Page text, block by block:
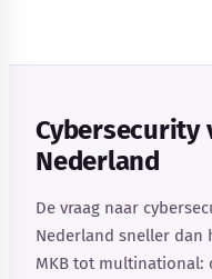
Cybersecurity
Nederland
De vraag naar
Nederland sneller dan
MKB tot multinational: